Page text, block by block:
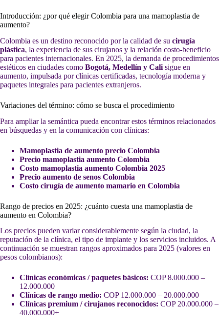
Introducción: ¿por qué elegir Colombia para una mamoplastia de
aumento?
Colombia es un destino reconocido por la calidad de su cirugía
plástica, la experiencia de sus cirujanos y la relación costo-beneficio
para pacientes internacionales. En 2025, la demanda de procedimientos
estéticos en ciudades como Bogotá, Medellín y Cali sigue en
aumento, impulsada por clínicas certificadas, tecnología moderna y
paquetes integrales para pacientes extranjeros.
Variaciones del término: cómo se busca el procedimiento
Para ampliar la semántica pueda encontrar estos términos relacionados
en búsquedas y en la comunicación con clínicas:
Mamoplastia de aumento precio Colombia
Precio mamoplastia aumento Colombia
Costo mamoplastia aumento Colombia 2025
Precio aumento de senos Colombia
Costo cirugía de aumento mamario en Colombia
Rango de precios en 2025: ¿cuánto cuesta una mamoplastia de
aumento en Colombia?
Los precios pueden variar considerablemente según la ciudad, la
reputación de la clínica, el tipo de implante y los servicios incluidos. A
continuación se muestran rangos aproximados para 2025 (valores en
pesos colombianos):
Clínicas económicas / paquetes básicos: COP 8.000.000 –
12.000.000
Clínicas de rango medio: COP 12.000.000 – 20.000.000
Clínicas premium / cirujanos reconocidos: COP 20.000.000 –
40.000.000+